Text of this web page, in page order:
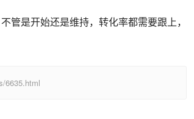
管是开始还是维持，转化率都需要跟上，
6635.html